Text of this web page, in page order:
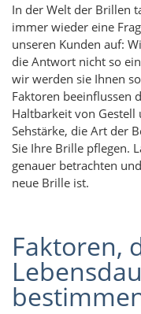
In der Welt der Brillen
immer wieder eine
unseren Kunden auf:
die Antwort nicht so
wir werden sie Ihnen
Faktoren beeinflussen
Haltbarkeit von Gestell
Sehstärke, die Art der
Sie Ihre Brille pflegen.
genauer betrachten
neue Brille ist.
Faktoren,